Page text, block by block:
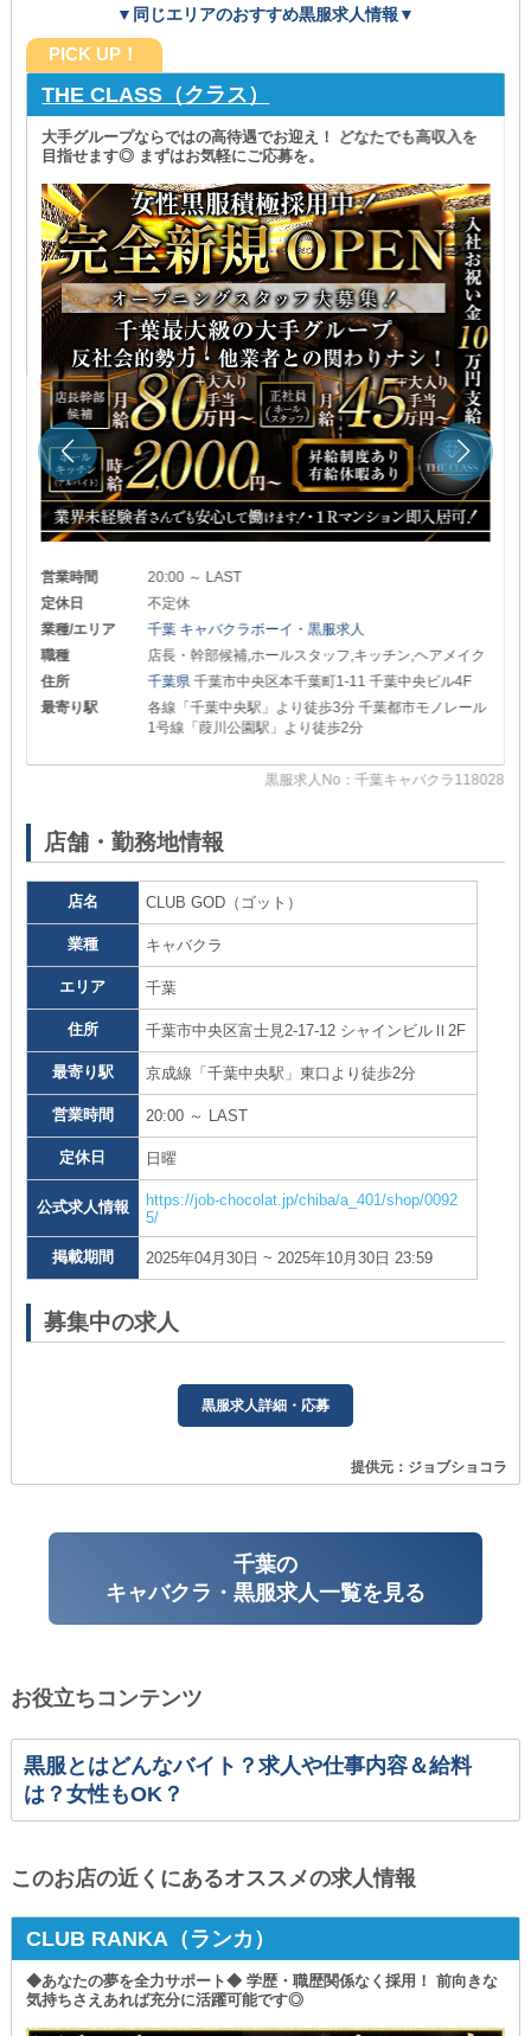
▼同じエリアのおすすめ黒服求人情報▼
PICK UP！
THE CLASS（クラス）
大手グループならではの高待遇でお迎え！ どなたでも高収入を
目指せます◎ まずはお気軽にご応募を。
営業時間
20:00 ～ LAST
定休日
不定休
業種/エリア
千葉 キャバクラボーイ・黒服求人
職種
店長・幹部候補,ホールスタッフ,キッチン,ヘアメイク
住所
千葉県千葉市中央区本千葉町1-11 千葉中央ビル4F
最寄り駅
各線「千葉中央駅」より徒歩3分 千葉都市モノレール
1号線「葭川公園駅」より徒歩2分
黒服求人No：千葉キャバクラ118028
店舗・勤務地情報
店名 CLUB GOD（ゴット）
業種 キャバクラ
エリア 千葉
住所 千葉市中央区富士見2-17-12 シャインビルⅡ2F
最寄り駅 京成線「千葉中央駅」東口より徒歩2分
営業時間 20:00 ～ LAST
定休日 日曜
公式求人情報
https://job-chocolat.jp/chiba/a_401/shop/0092
5/
掲載期間 2025年04月30日 ~ 2025年10月30日 23:59
募集中の求人
黒服求人詳細・応募
提供元：ジョブショコラ
千葉の
キャバクラ・黒服求人一覧を見る
お役立ちコンテンツ
黒服とはどんなバイト？求人や仕事内容＆給料
は？女性もOK？
このお店の近くにあるオススメの求人情報
CLUB RANKA（ランカ）
◆あなたの夢を全力サポート◆ 学歴・職歴関係なく採用！ 前向きな
気持ちさえあれば充分に活躍可能です◎